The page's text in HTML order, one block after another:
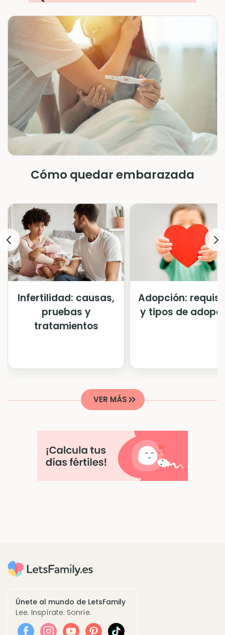
Cómo quedar embarazada
Infertilidad: causas,
pruebas y
tratamientos
Adopción:
y tipos de
VER MÁS
Únete al mundo de LetsFamily
Lee. Inspírate. Sonríe.